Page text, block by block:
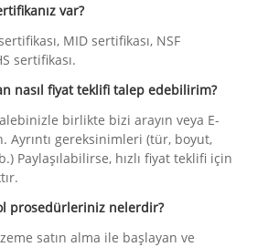
var?
MID sertifikası, NSF
sertifikası.
nasıl fiyat teklifi talep edebilirim?
birlikte bizi arayın veya E-
Ayrıntı gereksinimleri (tür, boyut,
Paylaşılabilirse, hızlı fiyat teklifi için
prosedürleriniz nelerdir?
satın alma ile başlayan ve